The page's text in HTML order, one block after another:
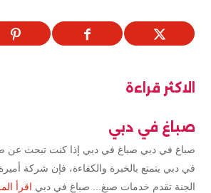
الاكثر قراءة
صباغ في دبي
صباغ في دبي صباغ في دبي إذا كنت تبحث عن
في دبي يتمتع بالخبرة والكفاءة، فإن شركة أميرة
الجنة تقدم خدمات صبغ... صباغ في دبي اقرأ